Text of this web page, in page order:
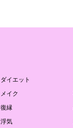
ダイエット
メイク
復縁
浮気